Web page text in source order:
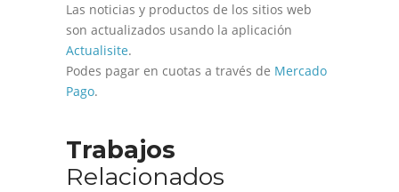
Las noticias y productos de los sitios web
son actualizados usando la aplicación
Actualisite.
Podes pagar en cuotas a través de Mercado
Pago.
Trabajos
Relacionados